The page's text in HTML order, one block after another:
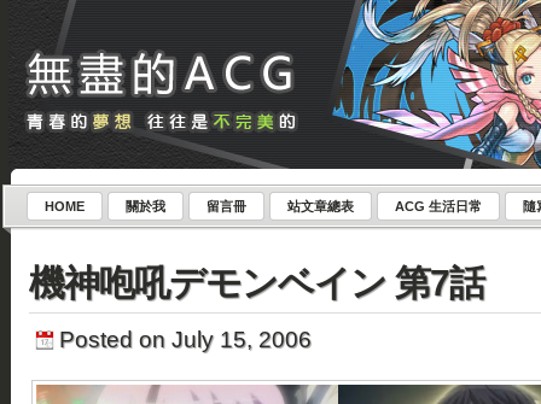
HOME 關於我 留言冊 站文章總表 ACG 生活日常 隨
機神咆吼デモンベイン 第7話
Posted on July 15, 2006